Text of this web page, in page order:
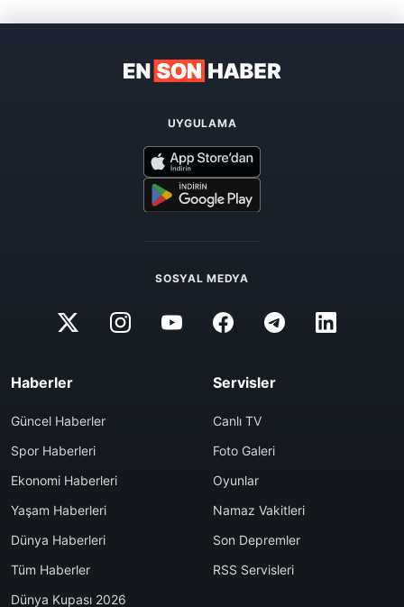
UYGULAMA
SOSYAL MEDYA
Haberler
Güncel Haberler
Spor Haberleri
Ekonomi Haberleri
Yaşam Haberleri
Dünya Haberleri
Tüm Haberler
Dünya Kupası 2026
Servisler
Canlı TV
Foto Galeri
Oyunlar
Namaz Vakitleri
Son Depremler
RSS Servisleri